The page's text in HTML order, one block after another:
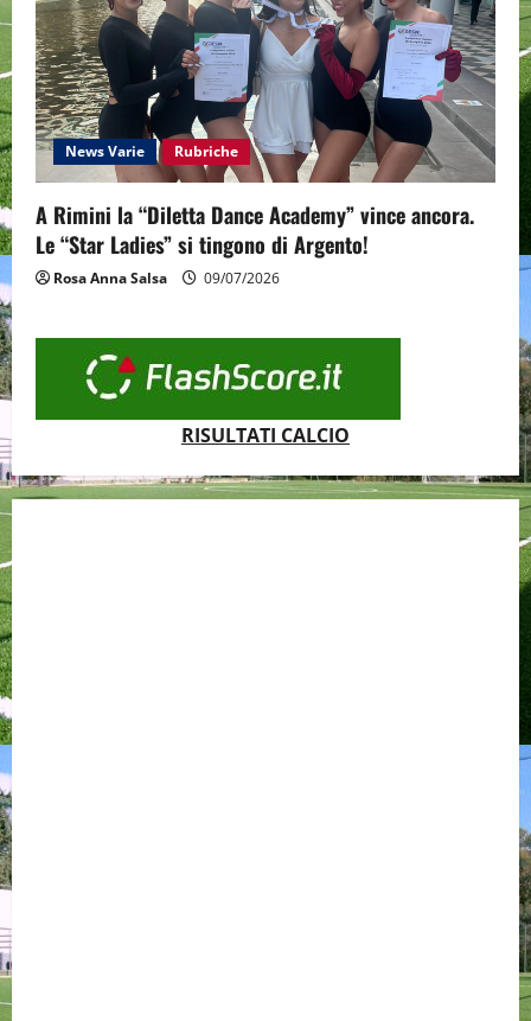
News Varie Rubriche
A Rimini la “Diletta Dance Academy” vince ancora.
Le “Star Ladies” si tingono di Argento!
Rosa Anna Salsa 09/07/2026
RISULTATI CALCIO